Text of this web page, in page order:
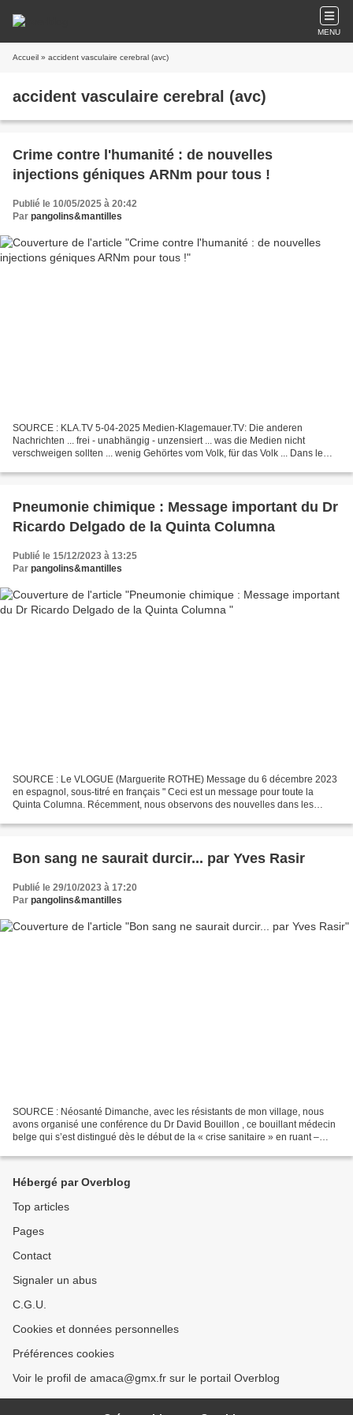
MENU
Accueil » accident vasculaire cerebral (avc)
accident vasculaire cerebral (avc)
Crime contre l'humanité : de nouvelles
injections géniques ARNm pour tous !
Publié le 10/05/2025 à 20:42
Par pangolins&mantilles
SOURCE : KLA.TV 5-04-2025 Medien-Klagemauer.TV: Die anderen
Nachrichten ... frei - unabhängig - unzensiert ... was die Medien nicht
verschweigen sollten ... wenig Gehörtes vom Volk, für das Volk ... Dans le
Pneumonie chimique : Message important du Dr
Ricardo Delgado de la Quinta Columna
Publié le 15/12/2023 à 13:25
Par pangolins&mantilles
SOURCE : Le VLOGUE (Marguerite ROTHE) Message du 6 décembre 2023
en espagnol, sous-titré en français " Ceci est un message pour toute la
Quinta Columna. Récemment, nous observons des nouvelles dans les
Bon sang ne saurait durcir... par Yves Rasir
Publié le 29/10/2023 à 17:20
Par pangolins&mantilles
SOURCE : Néosanté Dimanche, avec les résistants de mon village, nous
avons organisé une conférence du Dr David Bouillon , ce bouillant médecin
belge qui s’est distingué dès le début de la « crise sanitaire » en ruant –
Hébergé par Overblog
Top articles
Pages
Contact
Signaler un abus
C.G.U.
Cookies et données personnelles
Préférences cookies
Voir le profil de amaca@gmx.fr sur le portail Overblog